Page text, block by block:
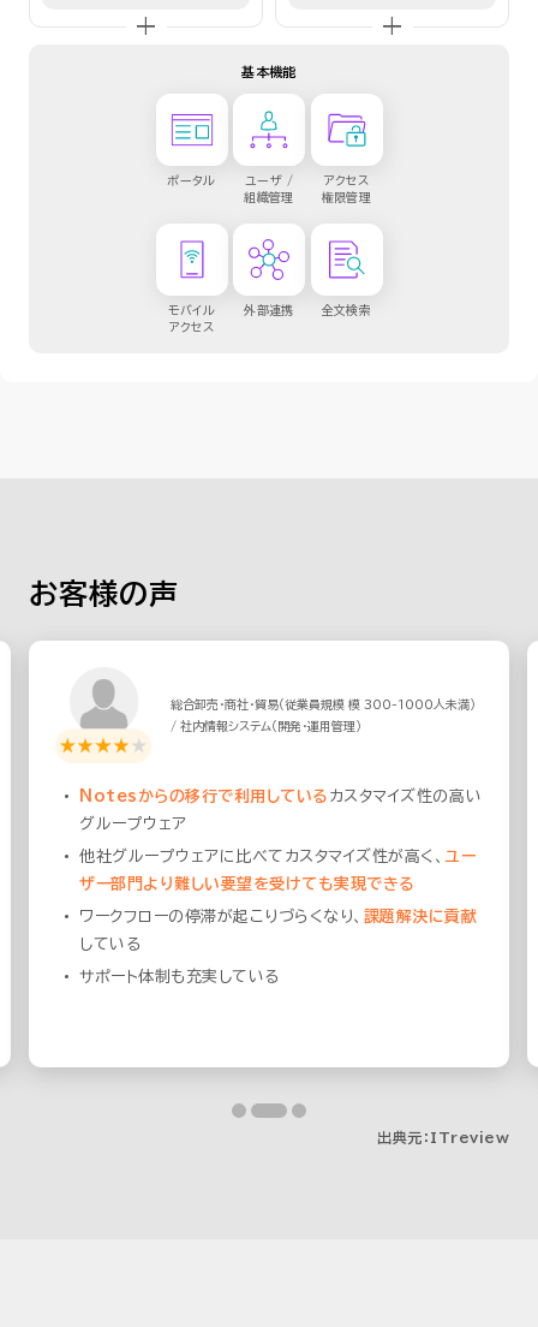
基本機能
ポータル
ユーザ /
組織管理
アクセス
権限管理
モバイル
アクセス
外部連携 全文検索
お客様の声
総合卸売・商社・貿易（従業員規模 模 300-1000人未満）
/ 社内情報システム（開発・運用管理）
Notesからの移行で利用している カスタマイズ性の高い
グループウェア
他社グループウェアに比べてカスタマイズ性が高く、 ユー
ザー部門より難しい要望を受けても実現できる
ワークフローの停滞が起こりづらくなり、 課題解決に貢献
している
サポート体制も充実している
出典元：ITreview